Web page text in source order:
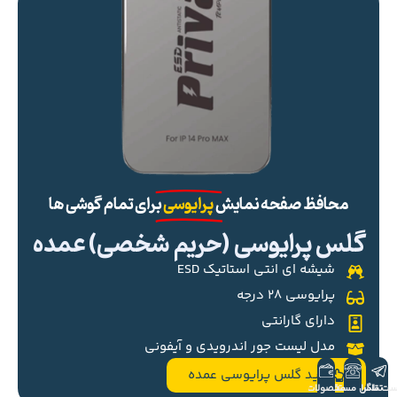
محافظ صفحه نمایشپرایوسیبرای تمام گوشی ها
گلس پرایوسی (حریم شخصی) عمده
شیشه ای انتی استاتیک ESD
پرایوسی ۲۸ درجه
دارای گارانتی
مدل لیست جور اندرویدی و آیفونی
خرید گلس پرایوسی عمده
تلگرام
تماس مستقیم
محصولات